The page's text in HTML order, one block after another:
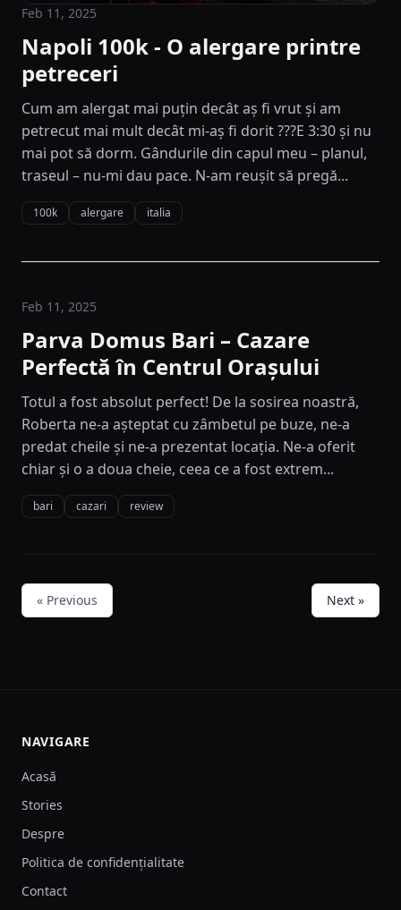
Feb 11, 2025
Napoli 100k - O alergare printre
petreceri
Cum am alergat mai puțin decât aș fi vrut și am
petrecut mai mult decât mi-aș fi dorit ???E 3:30 și nu
mai pot să dorm. Gândurile din capul meu – planul,
traseul – nu-mi dau pace. N-am reușit să pregă...
100k alergare italia
Feb 11, 2025
Parva Domus Bari – Cazare
Perfectă în Centrul Orașului
Totul a fost absolut perfect! De la sosirea noastră,
Roberta ne-a așteptat cu zâmbetul pe buze, ne-a
predat cheile și ne-a prezentat locația. Ne-a oferit
chiar și o a doua cheie, ceea ce a fost extrem...
bari cazari review
« Previous Next »
NAVIGARE
Acasă
Stories
Despre
Politica de confidențialitate
Contact